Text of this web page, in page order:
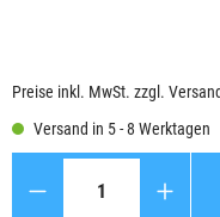
Preise inkl. MwSt. zzgl.
Versand in 5 - 8 Werktagen